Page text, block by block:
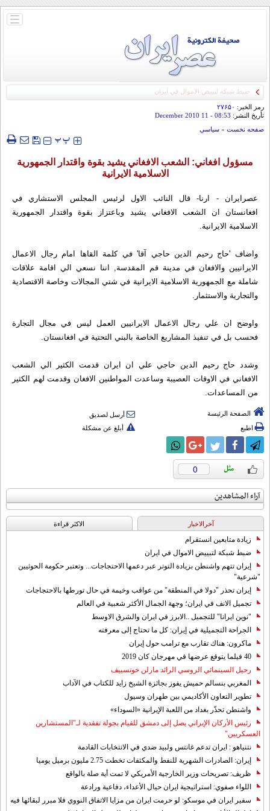
باز
رمز الخبر: ۲۷۶۵۰
تأريخ النشر: 08:53
- 11 December 2010
صفحه نخست » سياسي
‍‍‍ پپ
مسؤول افغاني: الشعب الافغاني يشيد بقوة واقتدار الجمهورية
الاسلامية الايرانية
عصرایران - ارنا- قال النائب الاول لرئيس المجلس الاستشاري في
افغانستان ان الشعب الافغاني يشيد وباعتزاز بقوة واقتدار الجمهورية
الاسلامية الايرانية.
واضاف 'حاج رحيم الدين حاجي آقا' في كلمة القاها امام رجال الاعمال
الايرانيين والافغان في مدينة قم المقدسة, اننا نسعي الي اقامة علاقات
شاملة مع الجمهورية الاسلامية الايرانية في شتي المجالات وخاصة الاقتصادية
والتجارية والاستثمار.
واوضح ان علي رجال الاعمال الايرانيين العمل ليس في مجال التجارة
فحسب بل في تنفيذ المشاريع الخاصة بالبني التحتية في افغانستان.
وشدد حاج رحيم الدين حاجي علي ان ايران قدمت الكثير الي الشعب
الافغاني في الاوقات العصيبة وساعدت المواطنين الافغان وقدمت لهم الكثير
من المساعدات.
الصفحة الرئيسة
أرسل لصديق
اطبع
أبلغ عن مشكلة
0
آراء المشاهدين
آخرالاخبار الاکثر قراءة
زيادة متابعين انستقرام
ضبط شبكة لتبييض الاموال في ايران
إيران تتهم واشنطن بزيادة التوتر عبر دعمها الاحتجاجات... وتعتبر حكومة الحوثيين
"شرعية"
إيران تحذر "دولا في المنطقة" من عواقب وخيمة في حال تورطها بالاحتجاجات
تجميل الانف في ايران؛ وجهة الجمال الأكثر شعبية في العالم
"نوين ايرانا" للتجميل ..الابرز في ايران والشرق الاوسط
الجراحة التجميلية في إيران: كل ما تحتاج إلى معرفته
ماكرون: هناك تقارب مع ترامب حول إيران
40 فيلما يتوقع عرضها في مهرجان كان 2019
رحيل السينمائي الروسي الرائد مارلن خوتسييف
المغربي بنسالم حميش يفوز بجائزة الشيخ زايد للكتاب في الآداب
تطوير التعاون الأكاديمي بين طهران وسيول
واشنطن تحذّر بغداد من اللعبة الإيرانية «السوداء»
رئيس الأركان الإيراني يصل إلى دمشق للقيام بجولة تفقدية لـ"المستشارين
العسكريين"
نتنياهو : ايران تدعم غانتس ولبيد ضدي في الانتخابات القادمة
إيران: الصادرات الشهریة للنفط والمكثفات تخطت 2.75 مليون برميل يوميا
ظريف: تصريحات وزير الخارجية الأمريكي لا تمت أية صلة بالواقع
اللواء صفوي: استراتيجية ايران حيال الأعداء، دفاعية ورادعة
سفير ايران في موسكو: لو حرمت ايران من مزايا الاتفاق النووي فلا مبرر لبقائها فيه